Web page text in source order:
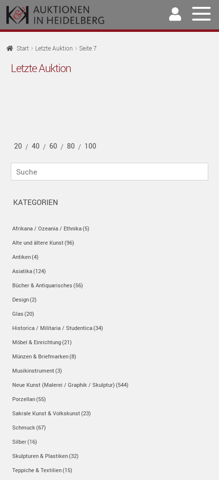
Zur
Navigation
springen
Springe
zum
Inhalt
Home
Auktionen
Kontakt
Start Letzte Auktion Seite 7
Letzte Auktion
20 / 40 / 60 / 80 / 100
Suche
KATEGORIEN
Afrikana / Ozeania / Ethnika(5)
Alte und ältere Kunst(96)
Antiken(4)
Asiatika(124)
Bücher & Antiquarisches(56)
Design(2)
Glas(20)
Historica / Militaria / Studentica(34)
Möbel & Einrichtung(21)
Münzen & Briefmarken(8)
Musikinstrument(3)
Neue Kunst (Malerei / Graphik / Skulptur) (544)
Porzellan(55)
Sakrale Kunst & Volkskunst(23)
Schmuck (67)
Silber(16)
Skulpturen & Plastiken(32)
Teppiche & Textilien(15)